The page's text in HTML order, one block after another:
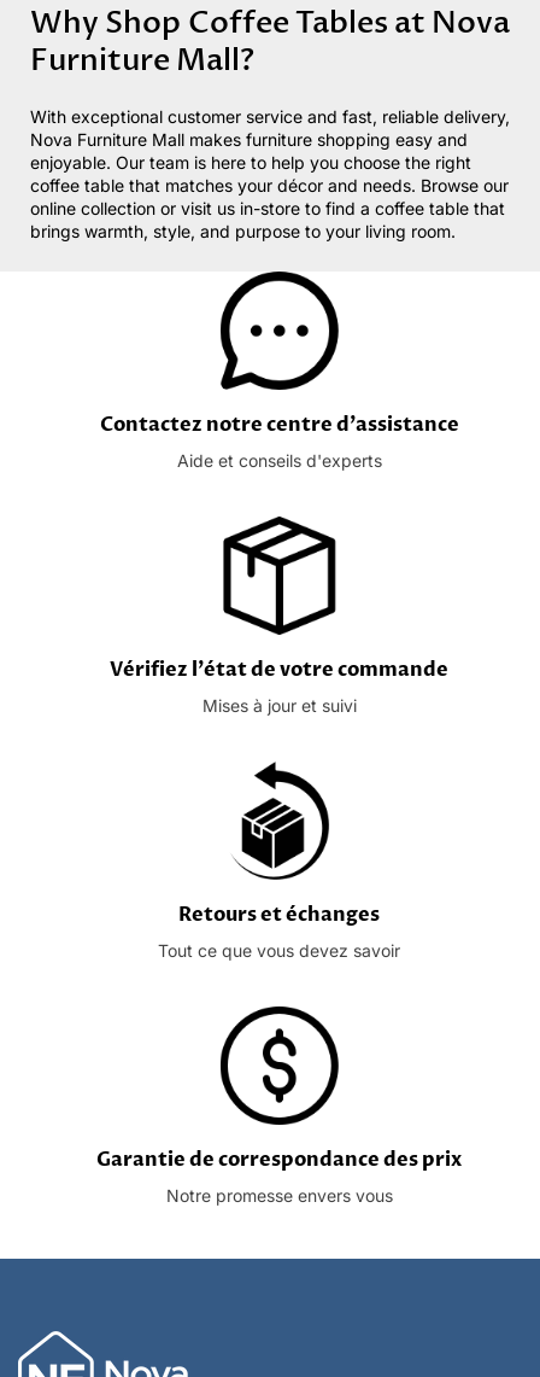
Why Shop CoffeeTables at Nova
Furniture Mall?
With exceptional customer service and fast, reliable delivery,
Nova Furniture Mall makes furniture shopping easy and
enjoyable. Our team is here to help you choose the right
coffee table that matches your décor and needs. Browse our
online collection or visit us in-store to find a coffee table that
brings warmth, style, and purpose to your living room.
Contactez notre centre d'assistance
Aide et conseils d'experts
Vérifiez l'état de votre commande
Mises à jour et suivi
Retours et échanges
Tout ce que vous devez savoir
Garantie de correspondance des prix
Notre promesse envers vous